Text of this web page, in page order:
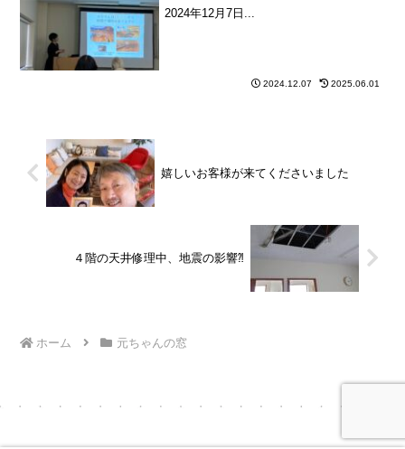
2024年12月7日...
2024.12.07 2025.06.01
嬉しいお客様が来てくださいました
４階の天井修理中、地震の影響⁈
ホーム 元ちゃんの窓